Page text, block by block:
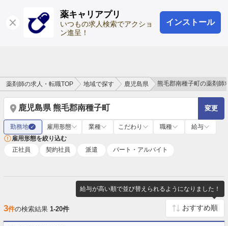
薬キャリアプリ
いつもの求人検索でアクショ
ン進呈！
インストール
ログイン 会員登録
薬剤師の求人・転職TOP 地域で探す 鹿児島県 熊毛郡南種子町の薬剤師
鹿児島県 熊毛郡南種子町 変更
勤務地 ✓ 雇用形態 業種 こだわり 職種
給与
雇用形態を絞り込む
正社員
契約社員 派遣 パート・アルバイト
給与が高い順で並び替えられるようになりました！
3件の検索結果 1-20件